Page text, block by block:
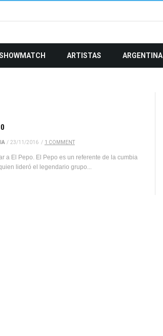
ARTISTAS ARGENTINA
/ 23/11/2016 / 1 COMMENT
a El Pepo. El Pepo es un referente de la cumbia
lideró el legendario grupo...